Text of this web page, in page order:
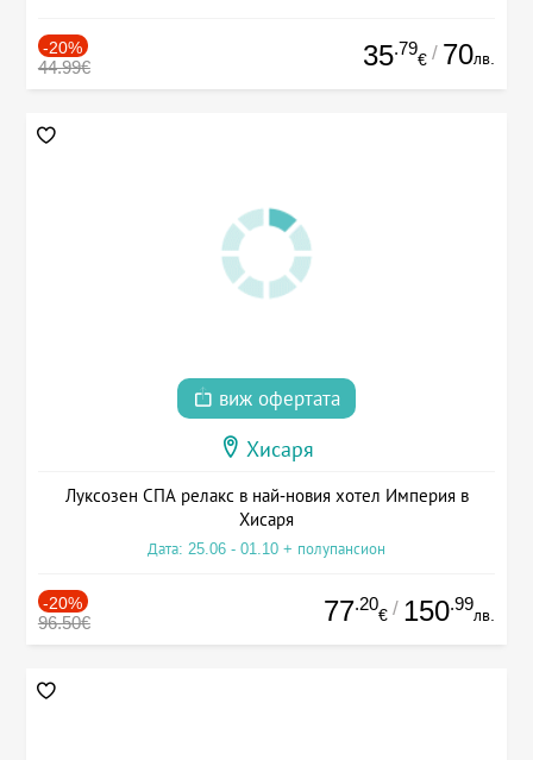
-20%
44.99€ 35.79
€ / 70лв.
виж офертата
Хисаря
Луксозен СПА релакс в най-новия хотел Империя в
Хисаря
Дата: 25.06 - 01.10 + полупансион
-20%
96.50€ 77.20
€ / 150.99
лв.